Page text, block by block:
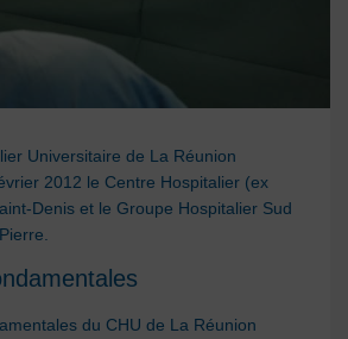
Universitaire de La Réunion
2012 le Centre Hospitalier (ex
Denis et le Groupe Hospitalier Sud
du CHU de La Réunion